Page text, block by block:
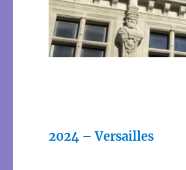
2024 – Versailles